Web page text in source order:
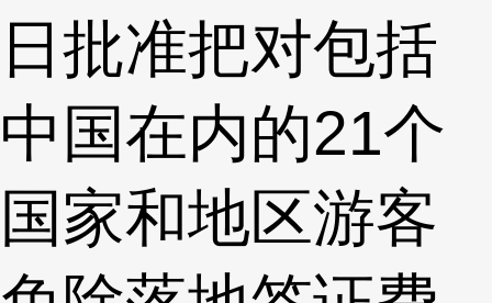
日批准把对包括
中国在内的21个
国家和地区游客